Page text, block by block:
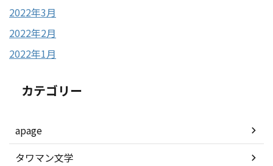
2022年3月
2022年2月
2022年1月
カテゴリー
apage
タワマン文学